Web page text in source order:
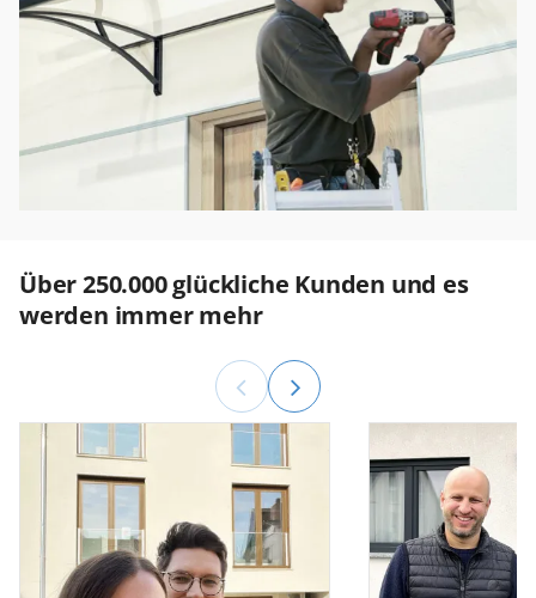
Über 250.000 glückliche Kunden und es
werden immer mehr